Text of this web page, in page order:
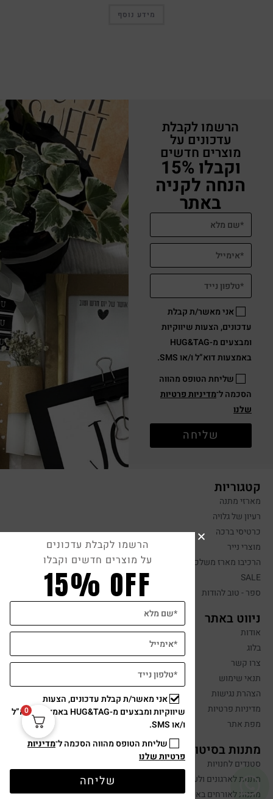
מידע נוסף
הרשמו לקבלת
עדכונים על
מוצרים חדשים
וקבלו 15%
הנחה לקניה
באתר
אני מאשר/ת קבלת
עדכונים, הצעות שיווקיות
ומבצעים מ-HUG&TAG
באמצעות דוא”ל ו/או SMS.
שליחת הטופס מהווה
הסכמה ל־מדיניות פרטיות
שלנו
שליחה
קטגוריות
מארזי מתנה
רעיון של גלויה
כרטיסי ברכה
מוצרי נייר
הרכיבו מארז משלכם
SALE
ספר - טוב להודות
ניווט באתר
אודות
בלוג
צרו קשר
תנאי שימוש
הצהרת נגישות
מדיניות פרטיות
מפת אתר
מתנות בסיטונאות
סטנדים לחנויות
מתנות לארגונים ולעובדים
מתנות לאורחים באירועים
0
הרשמו לקבלת עדכונים
על מוצרים חדשים וקבלו
15% OFF
אני מאשר/ת קבלת עדכונים, הצעות
שיווקיות ומבצעים מ-HUG&TAG באמצעות דוא”ל
ו/או SMS.
שליחת הטופס מהווה הסכמה ל־מדיניות
פרטיות שלנו
שליחה